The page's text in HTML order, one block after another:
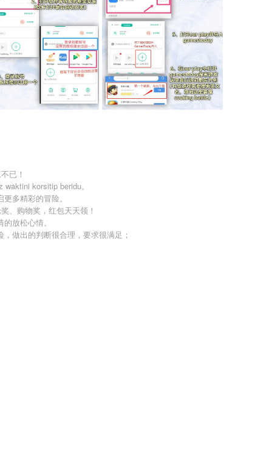
已！
korsitip beridu。
多精彩的冒险。
、购物奖，红包天天领！
放松心情。
做出的判断很合理，要求很满足；